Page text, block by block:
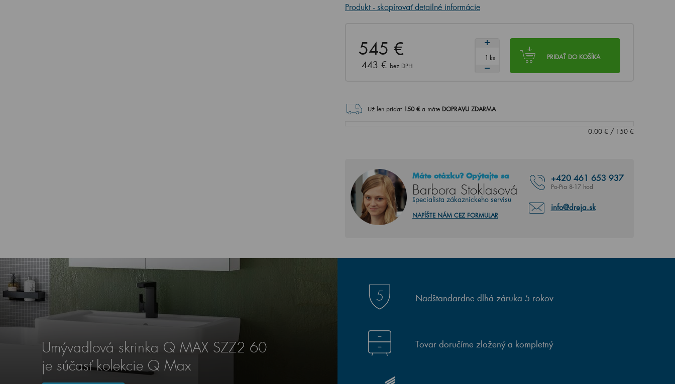
Produkt - skopírovať detailné informácie
545 €
443 € bez DPH
PRIDAŤ DO KOŠÍKA
ks
Už len pridať 150€ a máte DOPRAVU ZDARMA.
0.00€/ 150€
Máte otázku? Opýtajte sa
Barbora Stoklasová
špecialista zákazníckeho servisu
+420 461 653 937
Po-Pia 8-17 hod
info@dreja.sk
NAPÍŠTE NÁM CEZ FORMULAR
Umývadlová skrinka Q MAX SZZ2 60
je súčasť kolekcie Q Max
Nadštandardne dlhá záruka 5 rokov
Tovar doručíme zložený a kompletný